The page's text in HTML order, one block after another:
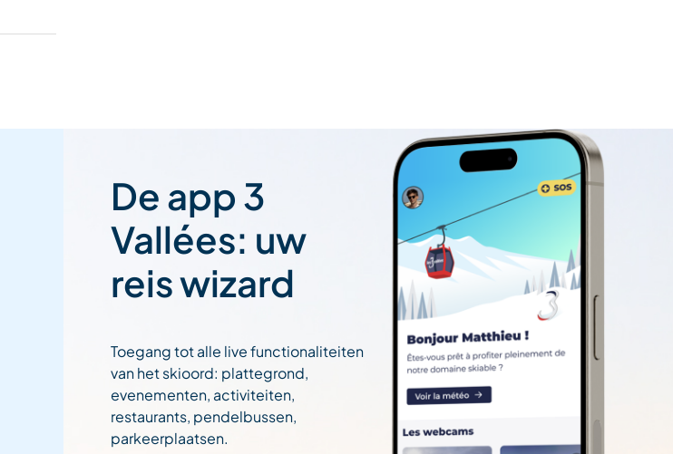
De app 3
Vallées: uw
reis wizard
Toegang tot alle live functionaliteiten
van het skioord: plattegrond,
evenementen, activiteiten,
restaurants, pendelbussen,
parkeerplaatsen.